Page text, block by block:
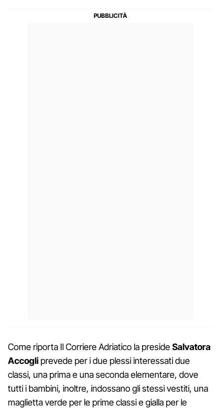
Come riporta Il Corriere Adriatico la presideSalvatora
Accogli prevede per i due plessi interessati due
classi, una prima e una seconda elementare, dove
tutti i bambini, inoltre, indossano gli stessi vestiti, una
maglietta verde per le prime classi e gialla per le